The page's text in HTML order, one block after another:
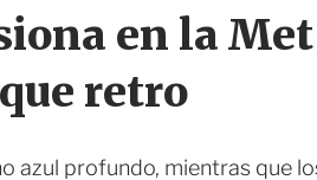
i
o
r
en la
retro
azul profundo, mientras que